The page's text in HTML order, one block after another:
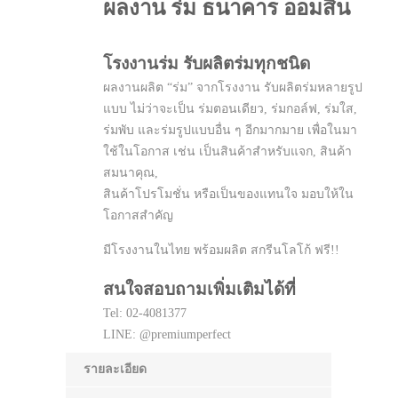
ผลงาน ร่ม ธนาคาร ออมสิน
โรงงานร่ม รับผลิตร่มทุกชนิด
ผลงานผลิต “ร่ม” จากโรงงาน รับผลิตร่มหลายรูป
แบบ ไม่ว่าจะเป็น ร่มตอนเดียว, ร่มกอล์ฟ, ร่มใส,
ร่มพับ และร่มรูปแบบอื่น ๆ อีกมากมาย เพื่อในมา
ใช้ในโอกาส เช่น เป็นสินค้าสำหรับแจก, สินค้า
สมนาคุณ,
สินค้าโปรโมชั่น หรือเป็นของแทนใจ มอบให้ใน
โอกาสสำคัญ
มีโรงงานในไทย พร้อมผลิต สกรีนโลโก้ ฟรี!!
สนใจสอบถามเพิ่มเติมได้ที่
Tel: 02-4081377
LINE: @premiumperfect
รายละเอียด